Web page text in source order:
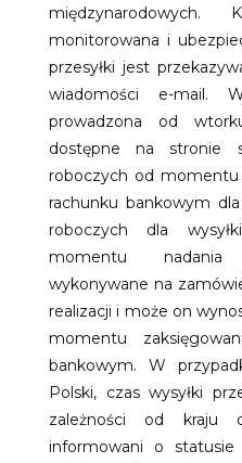
międzynarodowych.
monitorowana i
przesyłki jest
wiadomości e-mail.
prowadzona od
dostępne na stronie
roboczych od momentu
rachunku bankowym
roboczych dla
momentu nadania
wykonywane na
realizacji i może on
momentu
bankowym. W
Polski, czas wysyłki
zależności od kraju
informowani o